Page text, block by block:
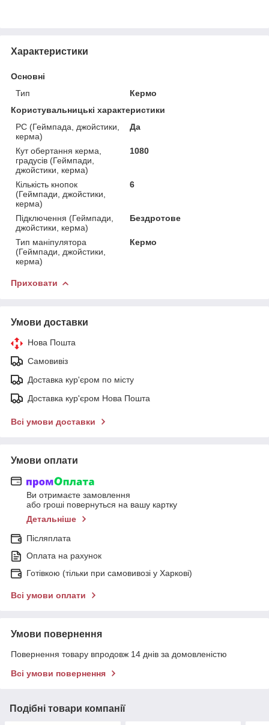
Характеристики
Основні
Тип
Кермо
Користувальницькі характеристики
PC (Геймпада, джойстики,
керма)
Да
Кут обертання керма,
градусів (Геймпади,
джойстики, керма)
1080
Кількість кнопок
(Геймпади, джойстики,
керма)
6
Підключення (Геймпади,
джойстики, керма)
Бездротове
Тип маніпулятора
(Геймпади, джойстики,
керма)
Кермо
Приховати
Умови доставки
Нова Пошта
Самовивіз
Доставка кур'єром по місту
Доставка кур'єром Нова Пошта
Всі умови доставки
Умови оплати
Ви отримаєте замовлення
або гроші повернуться на вашу картку
Детальніше
Післяплата
Оплата на рахунок
Готівкою (тільки при самовивозі у Харкові)
Всі умови оплати
Умови повернення
Повернення товару впродовж 14 днів за домовленістю
Всі умови повернення
Подібні товари компанії